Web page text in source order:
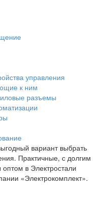
управления
к ним
разъемы
вариант выбрать
Практичные, с долгим
в Электростали
«Электрокомплект».